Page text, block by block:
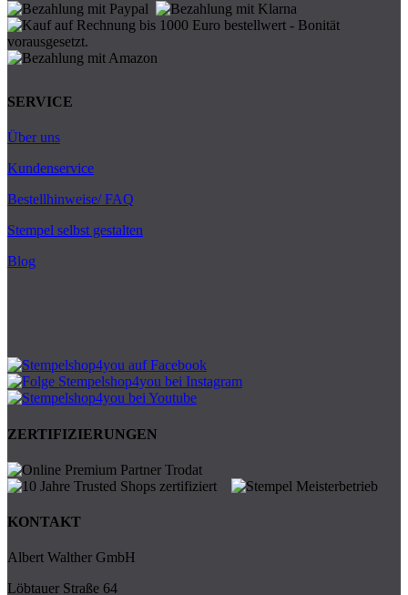
SERVICE
Über uns
Kundenservice
Bestellhinweise/ FAQ
Stempel selbst gestalten
Blog
ZERTIFIZIERUNGEN
KONTAKT
Albert Walther GmbH
Löbtauer Straße 64